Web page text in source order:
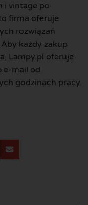
i vintage po
firma oferuje
rozwiązań
każdy zakup
Lampy.pl oferuje
e-mail od
godzinach pracy.